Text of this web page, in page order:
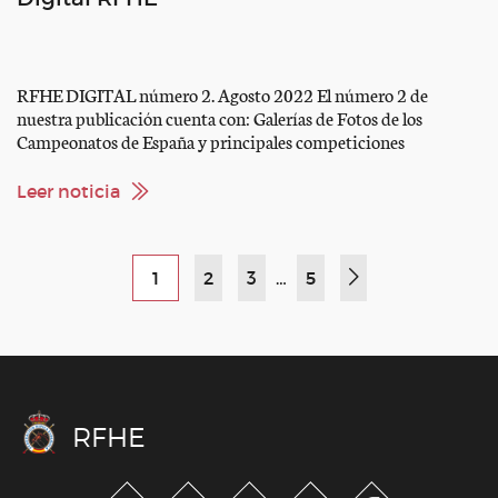
RFHE DIGITAL número 2. Agosto 2022 El número 2 de
nuestra publicación cuenta con: Galerías de Fotos de los
Campeonatos de España y principales competiciones
sobre los Juegos Ecuestres Mundiales El desarrollo de la Liga
Leer noticia
1 2 3 … 5
RFHE